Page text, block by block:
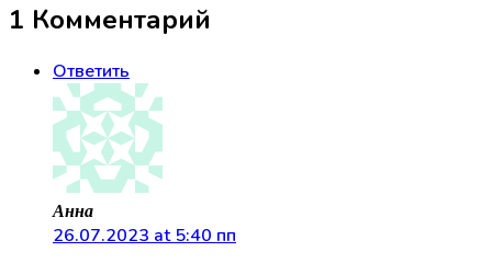
1 Комментарий
Ответить
Анна
26.07.2023 at 5:40 пп